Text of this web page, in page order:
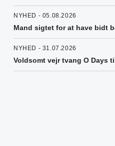
NYHED - 05.08.2026
Mand sigtet for at have bidt
NYHED - 31.07.2026
Voldsomt vejr tvang O Days